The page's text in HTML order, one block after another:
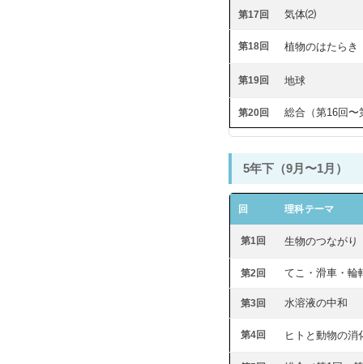
第17回 気体⑵
第18回 植物のはたらき
第19回 地球
第20回 総合（第16回〜
5年下（9月〜1月）
回 理科テーマ
第1回 生物のつながり
第2回 てこ・滑車・輪
第3回 水溶液の中和
第4回 ヒトと動物の消